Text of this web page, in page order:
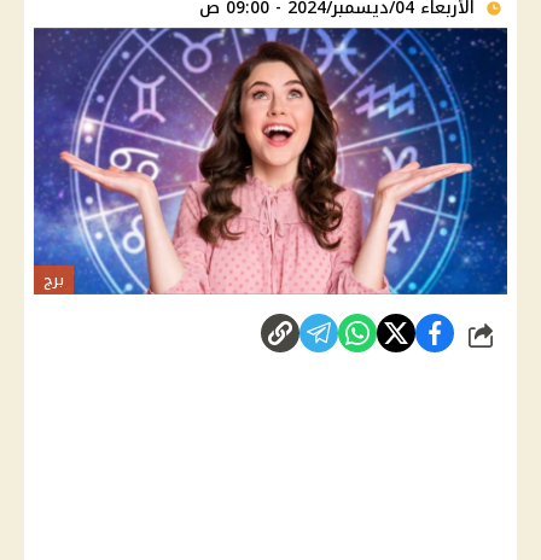
الأربعاء 04/ديسمبر/2024 - 09:00 ص
برج
شارك